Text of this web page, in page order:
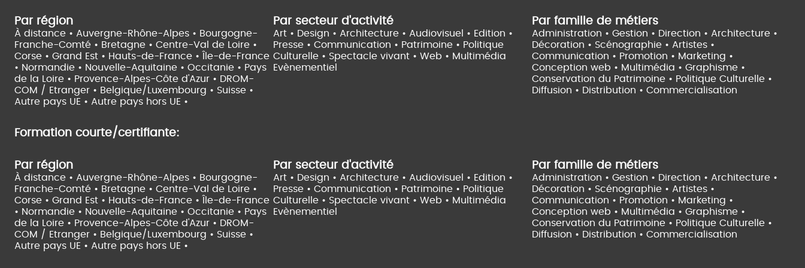
Par région
À distance • Auvergne-Rhône-Alpes • Bourgogne-
Franche-Comté • Bretagne • Centre-Val de Loire •
Corse • Grand Est • Hauts-de-France •
Île-de-France
• Normandie • Nouvelle-Aquitaine • Occitanie • Pays
de la Loire • Provence-Alpes-Côte d'Azur • DROM-
COM / Etranger • Belgique/Luxembourg • Suisse •
Autre pays UE • Autre pays hors UE •
Par secteur d'activité
Art • Design • Architecture • Audiovisuel • Edition •
Presse • Communication • Patrimoine • Politique
Culturelle • Spectacle vivant • Web • Multimédia
Evènementiel
Par famille de métiers
Administration • Gestion • Direction • Architecture •
Décoration • Scénographie • Artistes •
Communication • Promotion • Marketing •
Conception web • Multimédia • Graphisme •
Conservation du Patrimoine • Politique Culturelle •
Diffusion • Distribution • Commercialisation
Formation courte/certifiante:
Par région
À distance • Auvergne-Rhône-Alpes • Bourgogne-
Franche-Comté • Bretagne • Centre-Val de Loire •
Corse • Grand Est • Hauts-de-France •
Île-de-France
• Normandie • Nouvelle-Aquitaine • Occitanie • Pays
de la Loire • Provence-Alpes-Côte d'Azur • DROM-
COM / Etranger • Belgique/Luxembourg • Suisse •
Autre pays UE • Autre pays hors UE •
Par secteur d'activité
Art • Design • Architecture • Audiovisuel • Edition •
Presse • Communication • Patrimoine • Politique
Culturelle • Spectacle vivant • Web • Multimédia
Evènementiel
Par famille de métiers
Administration • Gestion • Direction • Architecture •
Décoration • Scénographie • Artistes •
Communication • Promotion • Marketing •
Conception web • Multimédia • Graphisme •
Conservation du Patrimoine • Politique Culturelle •
Diffusion • Distribution • Commercialisation